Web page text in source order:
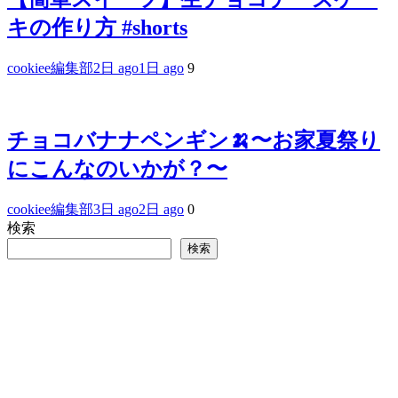
キの作り方 #shorts
cookiee編集部2日 ago1日 ago 9
チョコバナナペンギン🍌〜お家夏祭り
にこんなのいかが？〜
cookiee編集部3日 ago2日 ago 0
検索
検索